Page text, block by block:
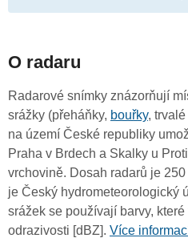
O radaru
Radarové snímky znázorňují
srážky (přeháňky, bouřky,
na území České republiky
Praha v Brdech a Skalky u
vrchovině. Dosah radarů je
je Český hydrometeorologický
srážek se používají barvy,
odrazivosti [dBZ]. Více